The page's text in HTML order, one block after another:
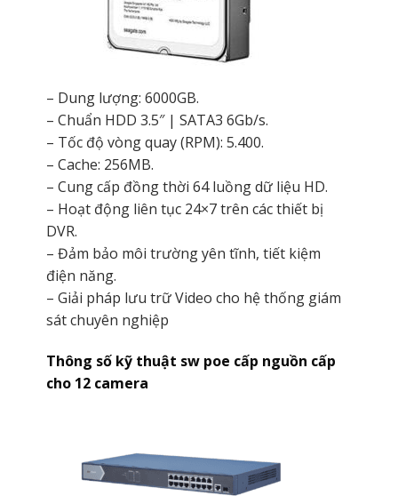
– Dung lượng: 6000GB.
– Chuẩn HDD 3.5″ | SATA3 6Gb/s.
– Tốc độ vòng quay (RPM): 5.400.
– Cache: 256MB.
– Cung cấp đồng thời 64 luồng dữ liệu HD.
– Hoạt động liên tục 24×7 trên các thiết bị
DVR.
– Đảm bảo môi trường yên tĩnh, tiết kiệm
điện năng.
– Giải pháp lưu trữ Video cho hệ thống giám
sát chuyên nghiệp
Thông số kỹ thuật sw poe cấp nguồn cấp
cho 12 camera